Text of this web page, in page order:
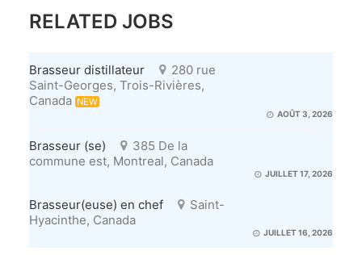
RELATED JOBS
Brasseur distillateur
280 rue
Saint-Georges, Trois-Rivières,
Canada NEW
AOÛT 3, 2026
Brasseur (se)
385 De la
commune est, Montreal, Canada
JUILLET 17, 2026
Brasseur(euse) en chef
Saint-
Hyacinthe, Canada
JUILLET 16, 2026